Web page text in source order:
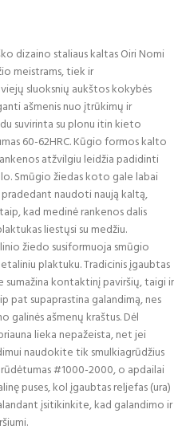
dizaino staliaus kaltas Oiri Nomi
meistrams, tiek ir
sluoksnių aukštos kokybės
ašmenis nuo įtrūkimų ir
suvirinta su plonu itin kieto
60-62HRC. Kūgio formos kalto
atžvilgiu leidžia padidinti
Smūgio žiedas koto gale labai
naudoti naują kaltą,
kad medinė rankenos dalis
liestųsi su medžiu.
žiedo susiformuoja smūgio
plaktuku. Tradicinis įgaubtas
kontaktinį paviršių, taigi ir
pat supaprastina galandimą, nes
ašmenų kraštus. Dėl
lieka nepažeista, net jei
naudokite tik smulkiagrūdžius
#1000-2000, o apdailai
puses, kol įgaubtas reljefas (ura)
įsitikinkite, kad galandimo ir